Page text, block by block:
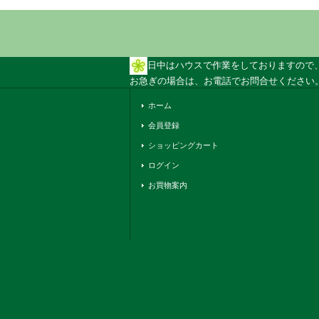
日中はハウスで作業をしておりますの
お急ぎの場合は、お電話でお問合せくださ
ホーム
会員登録
ショッピングカート
ログイン
お買物案内